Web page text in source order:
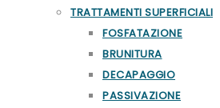
TRATTAMENTI SUPERFICIALI
FOSFATAZIONE
BRUNITURA
DECAPAGGIO
PASSIVAZIONE